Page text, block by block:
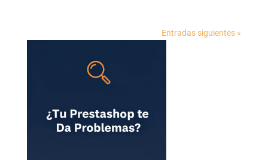
Entradas siguientes »